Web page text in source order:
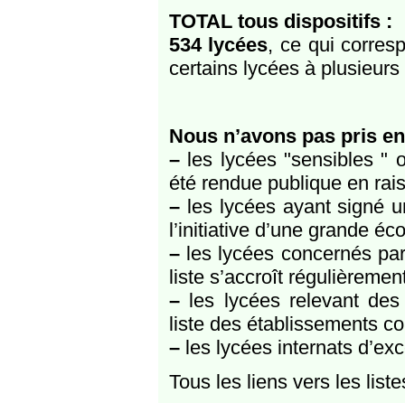
TOTAL tous dispositifs :
534 lycées, ce qui
certains lycées à
Nous n’avons pas pris
–les lycées "sensibles "
été rendue publique en
–les lycées ayant signé
l’initiative d’une grande
–les lycées concernés
liste s’accroît
–les lycées relevant des
liste des établissements
–les lycées internats
Tous les liens vers les